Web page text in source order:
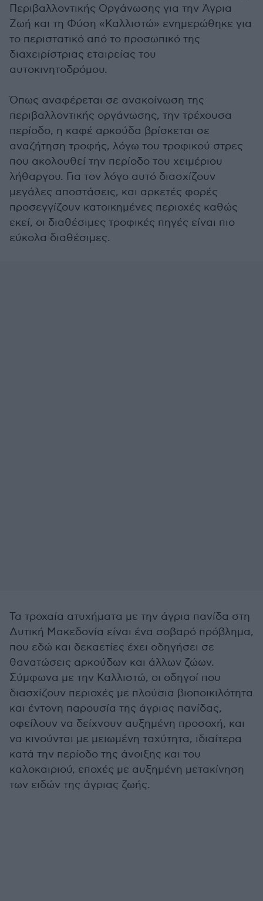
Περιβαλλοντικής Οργάνωσης για την Άγρια
Ζωή και τη Φύση «Καλλιστώ» ενημερώθηκε για
το περιστατικό από το προσωπικό της
διαχειρίστριας εταιρείας του
αυτοκινητοδρόμου.
Όπως αναφέρεται σε ανακοίνωση της
περιβαλλοντικής οργάνωσης, την τρέχουσα
περίοδο, η καφέ αρκούδα βρίσκεται σε
αναζήτηση τροφής, λόγω του τροφικού στρες
που ακολουθεί την περίοδο του χειμέριου
λήθαργου. Για τον λόγο αυτό διασχίζουν
μεγάλες αποστάσεις, και αρκετές φορές
προσεγγίζουν κατοικημένες περιοχές καθώς
εκεί, οι διαθέσιμες τροφικές πηγές είναι πιο
εύκολα διαθέσιμες.
Τα τροχαία ατυχήματα με την άγρια πανίδα στη
Δυτική Μακεδονία είναι ένα σοβαρό πρόβλημα,
που εδώ και δεκαετίες έχει οδηγήσει σε
θανατώσεις αρκούδων και άλλων ζώων.
Σύμφωνα με την Καλλιστώ, οι οδηγοί που
διασχίζουν περιοχές με πλούσια βιοποικιλότητα
και έντονη παρουσία της άγριας πανίδας,
οφείλουν να δείχνουν αυξημένη προσοχή, και
να κινούνται με μειωμένη ταχύτητα, ιδιαίτερα
κατά την περίοδο της άνοιξης και του
καλοκαιριού, εποχές με αυξημένη μετακίνηση
των ειδών της άγριας ζωής.